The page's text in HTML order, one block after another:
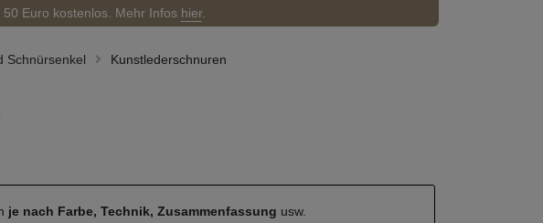
Euro kostenlos. Mehr Infos hier.
Schnürsenkel Kunstlederschnuren
je nach Farbe, Technik, Zusammenfassung usw.